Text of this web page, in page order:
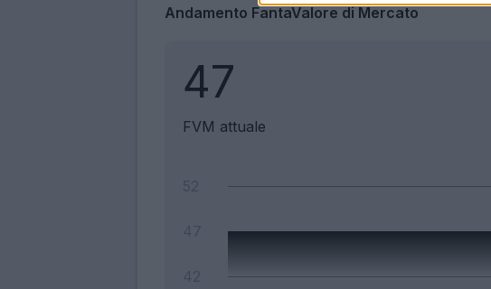
Andamento FantaValore di Mercato
47
FVM attuale